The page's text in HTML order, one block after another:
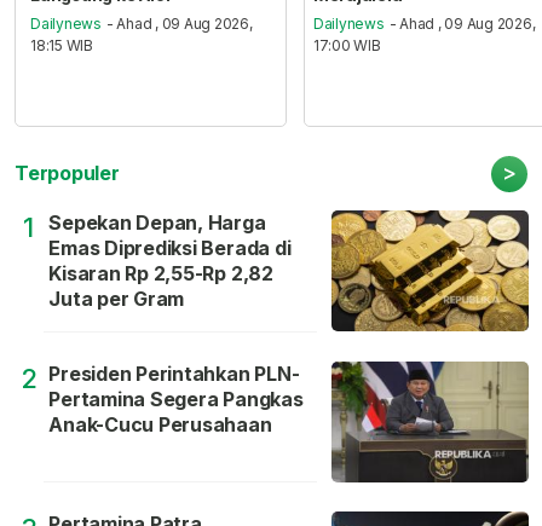
Dailynews - Ahad , 09 Aug 2026,
18:15 WIB
Dailynews - Ahad , 09 Aug 2026,
17:00 WIB
Terpopuler >
1
Sepekan Depan, Harga
Emas Diprediksi Berada di
Kisaran Rp 2,55-Rp 2,82
Juta per Gram
2 Presiden Perintahkan PLN-
Pertamina Segera Pangkas
Anak-Cucu Perusahaan